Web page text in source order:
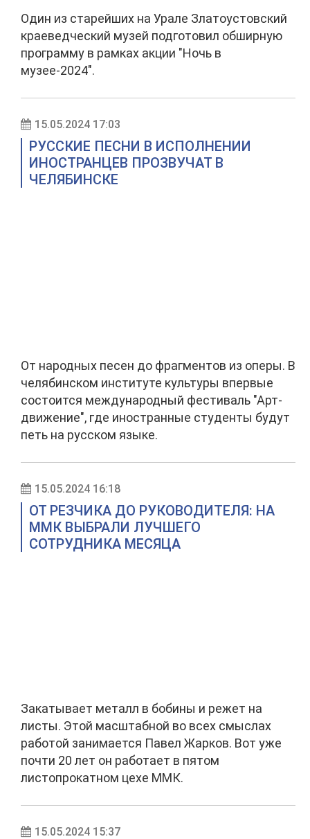
Один из старейших на Урале Златоустовский
краеведческий музей подготовил обширную
программу в рамках акции "Ночь в
музее-2024".
15.05.2024 17:03
РУССКИЕ ПЕСНИ В ИСПОЛНЕНИИ
ИНОСТРАНЦЕВ ПРОЗВУЧАТ В
ЧЕЛЯБИНСКЕ
От народных песен до фрагментов из оперы. В
челябинском институте культуры впервые
состоится международный фестиваль "Арт-
движение", где иностранные студенты будут
петь на русском языке.
15.05.2024 16:18
ОТ РЕЗЧИКА ДО РУКОВОДИТЕЛЯ: НА
ММК ВЫБРАЛИ ЛУЧШЕГО
СОТРУДНИКА МЕСЯЦА
Закатывает металл в бобины и режет на
листы. Этой масштабной во всех смыслах
работой занимается Павел Жарков. Вот уже
почти 20 лет он работает в пятом
листопрокатном цехе ММК.
15.05.2024 15:37